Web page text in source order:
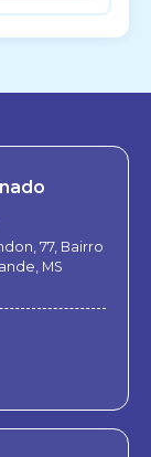
77, Bairro
MS